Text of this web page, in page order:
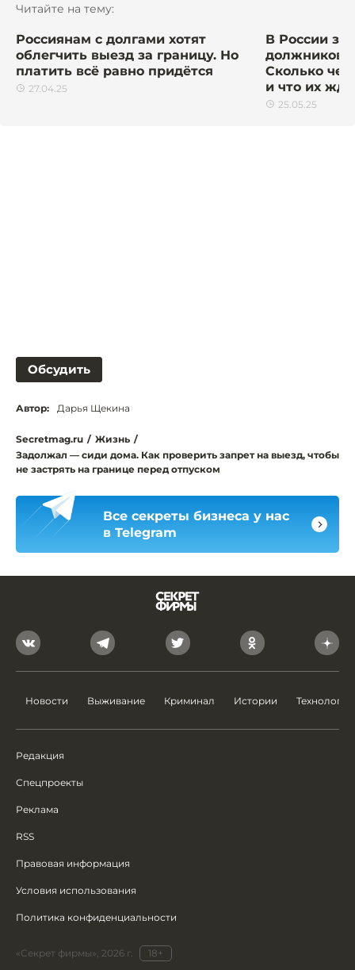
Читайте на тему:
Россиянам с долгами хотят
облегчить выезд за границу. Но
платить всё равно придётся
27.04.25
В России
должников
Сколько
и что их
25.05.25
Обсудить
Автор: Дарья Щекина
Secretmag.ru / Жизнь /
Задолжал — сиди дома. Как проверить запрет на выезд, чтобы
не застрять на границе перед отпуском
Все секреты бизнеса у нас
в Telegram
Новости Выживание Криминал Истории Технологии
Редакция
Спецпроекты
Реклама
RSS
Правовая информация
Условия использования
Политика конфиденциальности
«Секрет фирмы», 2026 г.
18+